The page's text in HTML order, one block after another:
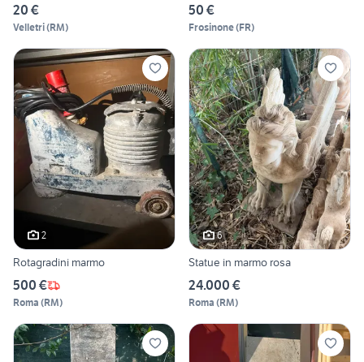
20 €
Velletri(RM)
50 €
Frosinone(FR)
2
Rotagradini marmo
500 €
Roma (RM)
6
Statue in marmo rosa
24.000 €
Roma (RM)